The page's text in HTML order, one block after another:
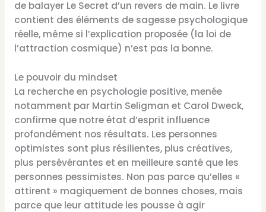
de balayer Le Secret d’un revers de main. Le livre
contient des éléments de sagesse psychologique
réelle, même si l’explication proposée (la loi de
l’attraction cosmique) n’est pas la bonne.
Le pouvoir du mindset
La recherche en psychologie positive, menée
notamment par Martin Seligman et Carol Dweck,
confirme que notre état d’esprit influence
profondément nos résultats. Les personnes
optimistes sont plus résilientes, plus créatives,
plus persévérantes et en meilleure santé que les
personnes pessimistes. Non pas parce qu’elles «
attirent » magiquement de bonnes choses, mais
parce que leur attitude les pousse à agir